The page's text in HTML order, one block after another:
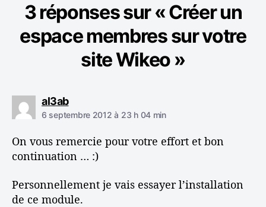
3 réponses sur « Créer un
espace membres sur votre
site Wikeo »
al3abd
i
:
6 septembre 2012 à 23 h 04 min
On vous remercie pour votre effort et bon
continuation … :)
Personnellement je vais essayer l’installation
de ce module.